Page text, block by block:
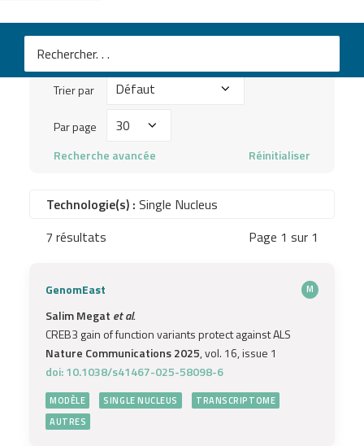
Mots
clés
Trier par
Trier
Par page
Par
Recherche avancée Réinitialiser
Technologie(s) : Single Nucleus
7 résultats
Page 1 sur 1
GenomEast M
Salim Megat et al.
CREB3 gain of function variants protect against ALS
Nature Communications 2025, vol. 16, issue 1
doi: 10.1038/s41467-025-58098-6
MODÈLE SINGLE NUCLEUS
TRANSCRIPTOME
AUTRES